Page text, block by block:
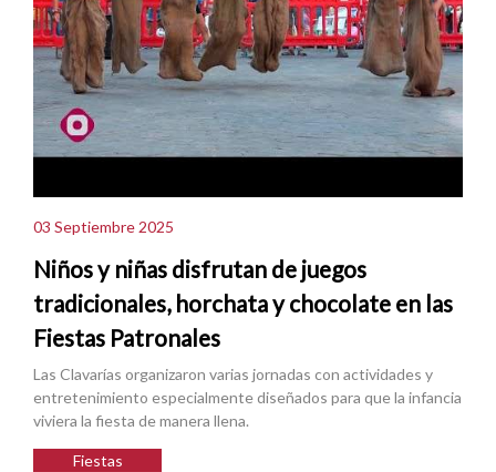
03 Septiembre 2025
Niños y niñas disfrutan de juegos
tradicionales, horchata y chocolate en las
Fiestas Patronales
Las Clavarías organizaron varias jornadas con actividades y
entretenimiento especialmente diseñados para que la infancia
viviera la fiesta de manera llena.
Fiestas